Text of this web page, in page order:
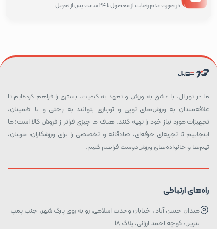
در صورت عدم رضایت از محصول تا 24 ساعت پس از تحویل
ما در توربال، با عشق به ورزش و تعهد به کیفیت، بستری را فراهم کرده‌ایم تا
علاقه‌مندان به ورزش‌های توپی و توربازی بتوانند به راحتی و با اطمینان،
تجهیزات مورد نیاز خود را تهیه کنند. هدف ما چیزی فراتر از فروش کالا است؛ ما
اینجاییم تا تجربه‌ای حرفه‌ای، صادقانه و تخصصی را برای ورزشکاران، مربیان،
تیم‌ها و خانواده‌های ورزش‌دوست فراهم کنیم.
راه‌های ارتباطی
میدان حسن آباد ، خیابان وحدت اسلامی، رو به روی پارک شهر، جنب پمپ
بنزین، کوچه احمد ارزانی، پلاک ۱۸